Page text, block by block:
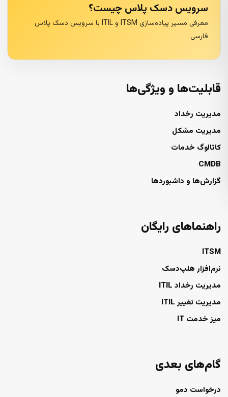
سرویس دسک پلاس چیست؟
معرفی مسیر پیاده‌سازی ITSM و ITIL با سرویس دسک پلاس
فارسی
قابلیت‌ها و ویژگی‌ها
مدیریت رخداد
مدیریت مشکل
کاتالوگ خدمات
CMDB
گزارش‌ها و داشبوردها
راهنماهای رایگان
ITSM
نرم‌افزار هلپ‌دسک
مدیریت رخداد ITIL
مدیریت تغییر ITIL
میز خدمت IT
گام‌های بعدی
درخواست دمو